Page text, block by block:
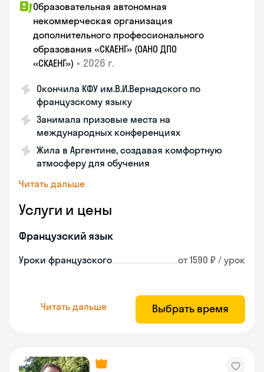
Образовательная автономная
некоммерческая организация
дополнительного профессионального
образования «СКАЕНГ» (ОАНО ДПО
«СКАЕНГ») • 2026 г.
Окончила КФУ им.В.И.Вернадского по
французскому языку
Занимала призовые места на
международных конференциях
Жила в Аргентине, создавая комфортную
атмосферу для обучения
Читать дальше
Услуги и цены
Французский язык
Уроки французского от 1590 ₽ / урок
Читать дальше Выбрать время